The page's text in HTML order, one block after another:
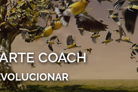
COACH